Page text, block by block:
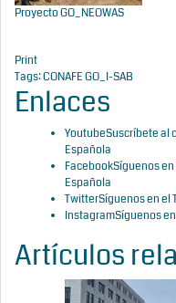
Proyecto GO_NEOWAS
Print
Tags:CONAFEGO_I-SAB
Enlaces
YoutubeSuscríbete al
Española
FacebookSíguenos en
Española
TwitterSíguenos en el
InstagramSíguenos
Artículos